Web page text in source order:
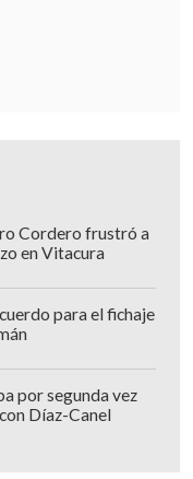
Cordero frustró a
en Vitacura
para el fichaje
por segunda vez
Díaz-Canel